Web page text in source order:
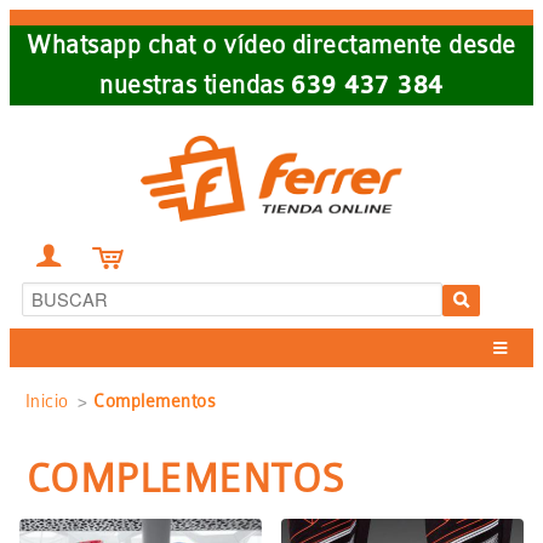
Skip
Whatsapp chat o vídeo directamente desde
nuestras tiendas 639 437 384
 
Sobrescribir
enlaces
de
Inicio Complementos
COMPLEMENTOS